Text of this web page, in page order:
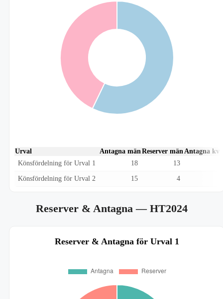
Urval Antagna mänReserver mänAntagna
Könsfördelning för Urval 1
18 13
Könsfördelning för Urval 2 15 4
Reserver & Antagna— HT2024
Reserver & Antagna för Urval 1